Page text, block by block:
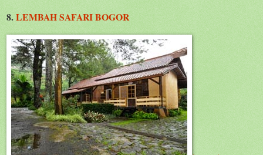
8.LEMBAH SAFARI BOGOR